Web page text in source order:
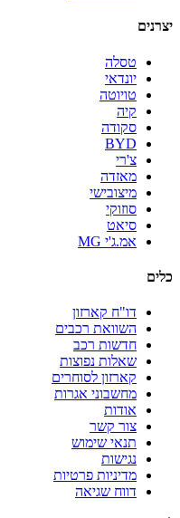
יצרנים
טסלה
יונדאי
טויוטה
קיה
סקודה
BYD
צ'רי
מאזדה
מיצובישי
סוזוקי
סיאט
אמ.ג'י MG
כלים
דו"ח קארזון
השוואת רכבים
חדשות רכב
שאלות נפוצות
קארזון לסוחרים
מחשבוני אגרות
אודות
צור קשר
תנאי שימוש
נגישות
מדיניות פרטיות
דווח שגיאה